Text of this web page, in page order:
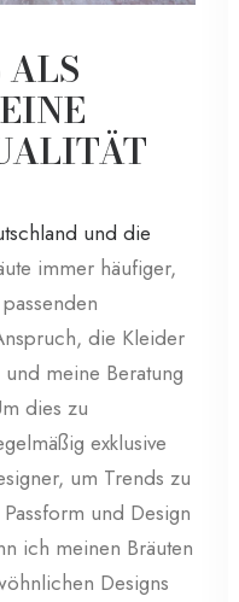
und die
immer häufiger,
die Kleider
meine Beratung
dies zu
exklusive
um Trends zu
und Design
ich meinen Bräuten
Designs